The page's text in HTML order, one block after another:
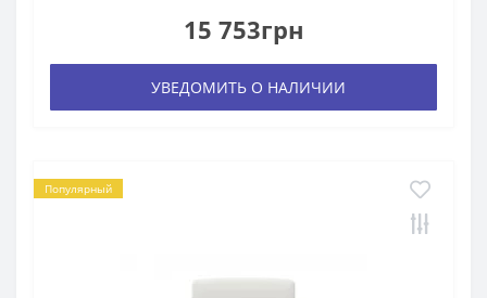
15 753грн
УВЕДОМИТЬ О НАЛИЧИИ
Популярный